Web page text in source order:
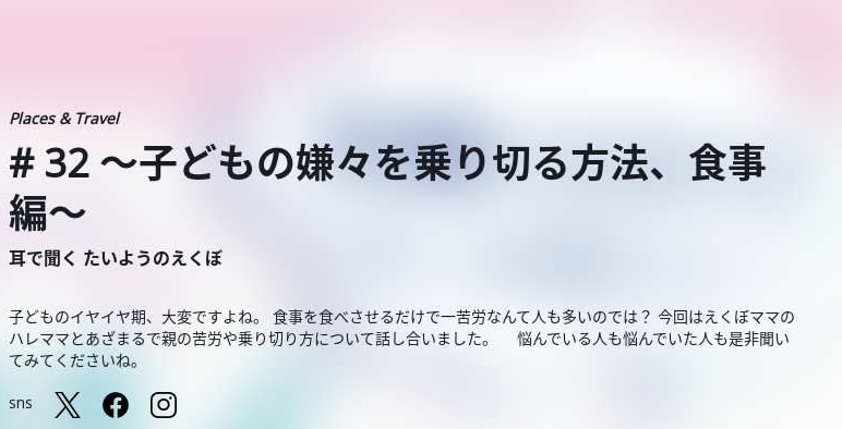
Places & Travel
# 32 〜子どもの嫌々を乗り切る方法、食事
編〜
耳で聞く たいようのえくぼ
子どものイヤイヤ期、大変ですよね。 食事を食べさせるだけで一苦労なんて人も多いのでは？ 今回はえくぼママの
ハレママとあざまるで親の苦労や乗り切り方について話し合いました。 悩んでいる人も悩んでいた人も是非聞い
てみてくださいね。
sns